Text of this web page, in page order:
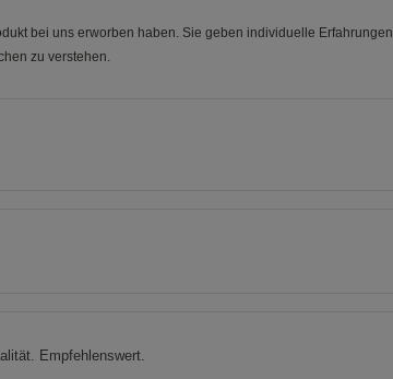
bei uns erworben haben. Sie geben individuelle Erfahrungen
zu verstehen.
Empfehlenswert.